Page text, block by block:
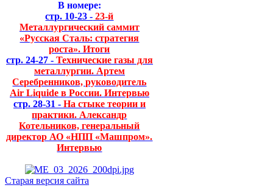
В номере:
стр. 10-23 - 23-й
Металлургический саммит
«Русская Сталь: стратегия
роста». Итоги
стр. 24-27 - Технические газы для
металлургии. Артем
Серебренников, руководитель
Air Liquide в России. Интервью
стр. 28-31 - На стыке теории и
практики. Александр
Котельников, генеральный
директор АО «НПП «Машпром».
Интервью
Старая версия сайта